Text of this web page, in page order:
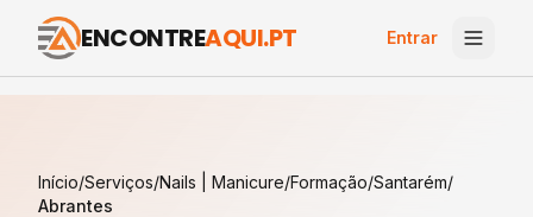
ENCONTREAQUI.PT Entrar
Início/Serviços/Nails | Manicure/Formação/Santarém/
Abrantes